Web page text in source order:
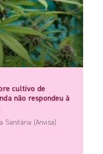
cultivo de
não respondeu à
Sanitária (Anvisa)